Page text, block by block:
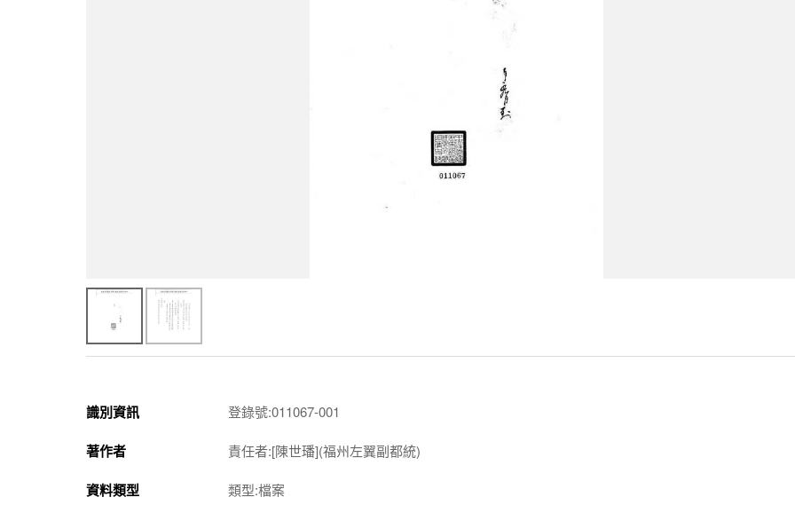
識別資訊 登錄號:011067-001
著作者 責任者:[陳世璠](福州左翼副都統)
資料類型 類型:檔案